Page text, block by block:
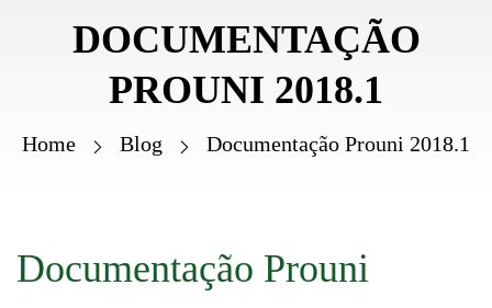
DOCUMENTAÇÃO
PROUNI 2018.1
Home Blog Documentação Prouni 2018.1
Documentação Prouni